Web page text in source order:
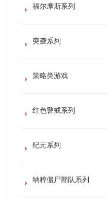
福尔摩斯系列
突袭系列
策略类游戏
红色警戒系列
纪元系列
纳粹僵尸部队系列